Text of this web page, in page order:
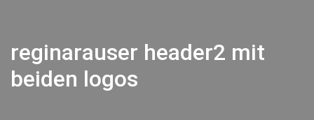
reginarauser header2 mit
beiden logos